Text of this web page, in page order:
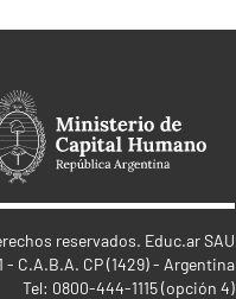
reservados. Educ.ar SAU
- C.A.B.A. CP (1429) - Argentina
Tel: 0800-444-1115 (opción 4)